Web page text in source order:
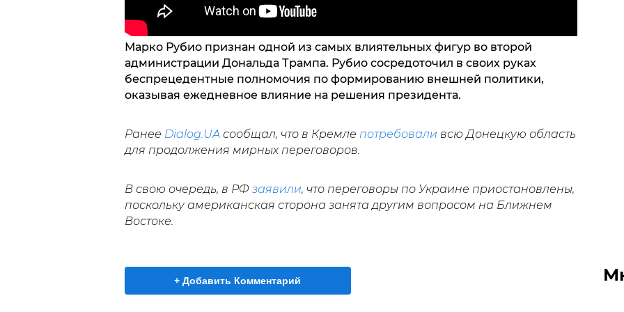
Марко Рубио признан одной из самых влиятельных фигур во второй
администрации Дональда Трампа. Рубио сосредоточил в своих руках
беспрецедентные полномочия по формированию внешней политики,
оказывая ежедневное влияние на решения президента.
Ранее Dialog.UAсообщал, что в Кремле потребовали всю Донецкую область
для продолжения мирных переговоров.
В свою очередь, в РФ заявили, что переговоры по Украине приостановлены,
поскольку американская сторона занята другим вопросом на Ближнем
Востоке.
+ Добавить Комментарий